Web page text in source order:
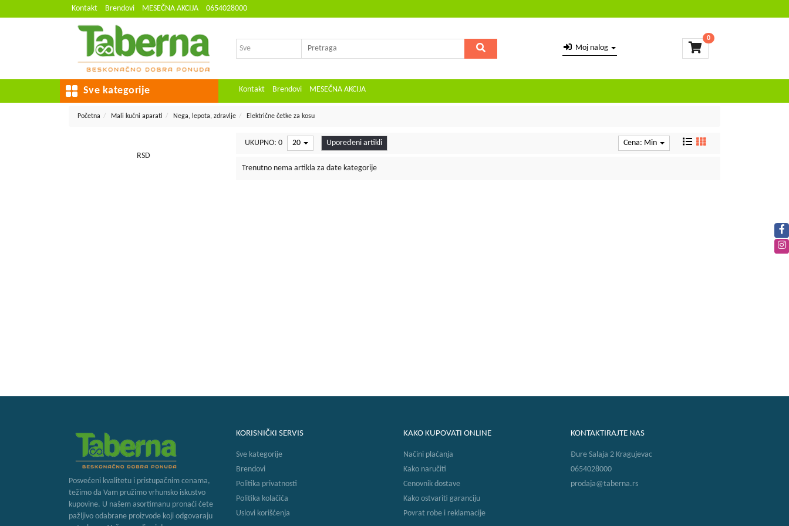
Kontakt Brendovi MESEČNA AKCIJA 0654028000
Moj nalog
0
Sve kategorije Kontakt Brendovi MESEČNA AKCIJA
Početna Mali kućni aparati Nega, lepota, zdravlje Električne četke za kosu
RSD
UKUPNO: 0 20 Upoređeni artikli Cena: Min
Trenutno nema artikla za date kategorije
Posvećeni kvalitetu i pristupačnim cenama,
težimo da Vam pružimo vrhunsko iskustvo
kupovine. U našem asortimanu pronaći ćete
pažljivo odabrane proizvode koji odgovaraju
KORISNIČKI SERVIS
Sve kategorije
Brendovi
Politika privatnosti
Politika kolačića
Uslovi korišćenja
KAKO KUPOVATI ONLINE
Načini plaćanja
Kako naručiti
Cenovnik dostave
Kako ostvariti garanciju
Povrat robe i reklamacije
KONTAKTIRAJTE NAS
Đure Salaja 2 Kragujevac
0654028000
prodaja@taberna.rs